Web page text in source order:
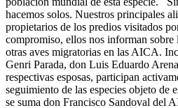
hacemos solos. Nuestros principales
propietarios de los predios visitados
compromiso, ellos nos informan sobre
otras aves migratorias en las AICA.
Genri Parada, don Luis Eduardo
respectivas esposas, participan
seguimiento de las especies objeto
se suma don Francisco Sandoval del